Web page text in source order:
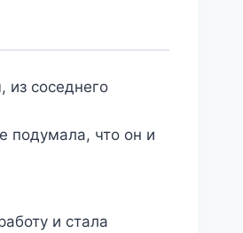
соседнего
подумала, что он и
и стала